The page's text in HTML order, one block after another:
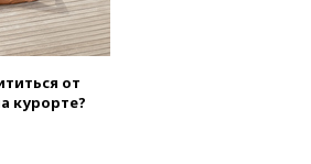
к
основной
России
от
курорте?